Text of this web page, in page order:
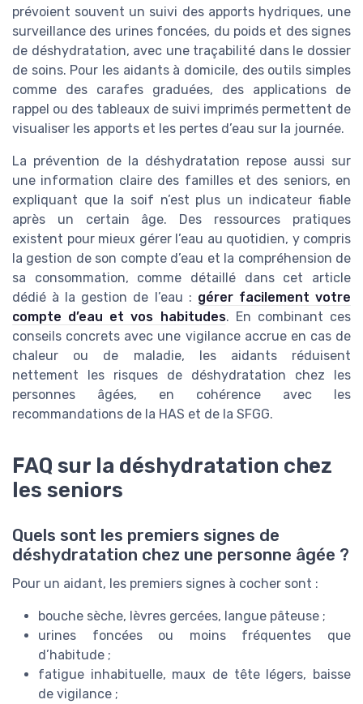
prévoient souvent un suivi des apports hydriques, une
surveillance des urines foncées, du poids et des signes
de déshydratation, avec une traçabilité dans le dossier
de soins. Pour les aidants à domicile, des outils simples
comme des carafes graduées, des applications de
rappel ou des tableaux de suivi imprimés permettent de
visualiser les apports et les pertes d’eau sur la journée.
La prévention de la déshydratation repose aussi sur
une information claire des familles et des seniors, en
expliquant que la soif n’est plus un indicateur fiable
après un certain âge. Des ressources pratiques
existent pour mieux gérer l’eau au quotidien, y compris
la gestion de son compte d’eau et la compréhension de
sa consommation, comme détaillé dans cet article
dédié à la gestion de l’eau : gérer facilement votre
compte d’eau et vos habitudes. En combinant ces
conseils concrets avec une vigilance accrue en cas de
chaleur ou de maladie, les aidants réduisent
nettement les risques de déshydratation chez les
personnes âgées, en cohérence avec les
recommandations de la HAS et de la SFGG.
FAQ sur la déshydratation chez
les seniors
Quels sont les premiers signes de
déshydratation chez une personne âgée ?
Pour un aidant, les premiers signes à cocher sont :
bouche sèche, lèvres gercées, langue pâteuse ;
urines foncées ou moins fréquentes que
d’habitude ;
fatigue inhabituelle, maux de tête légers, baisse
de vigilance ;